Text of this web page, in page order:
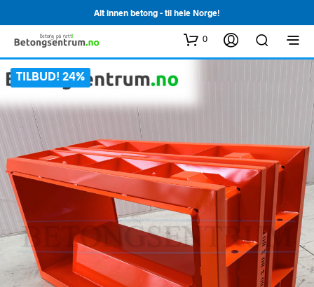
Alt innen betong - til hele Norge!
0
TILBUD! 24%